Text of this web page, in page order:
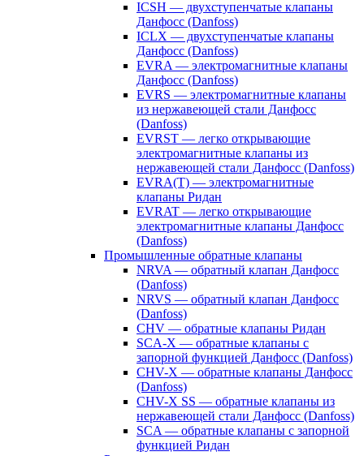
ICSH — двухступенчатые клапаны
Данфосс (Danfoss)
ICLX — двухступенчатые клапаны
Данфосс (Danfoss)
EVRA — электромагнитные клапаны
Данфосс (Danfoss)
EVRS — электромагнитные клапаны
из нержавеющей стали Данфосс
(Danfoss)
EVRST — легко открывающие
электромагнитные клапаны из
нержавеющей стали Данфосс (Danfoss)
EVRA(T) — электромагнитные
клапаны Ридан
EVRAT — легко открывающие
электромагнитные клапаны Данфосс
(Danfoss)
Промышленные обратные клапаны
NRVA — обратный клапан Данфосс
(Danfoss)
NRVS — обратный клапан Данфосс
(Danfoss)
CHV — обратные клапаны Ридан
SCA-X — обратные клапаны с
запорной функцией Данфосс (Danfoss)
CHV-X — обратные клапаны Данфосс
(Danfoss)
CHV-X SS — обратные клапаны из
нержавеющей стали Данфосс (Danfoss)
SCA — обратные клапаны с запорной
функцией Ридан